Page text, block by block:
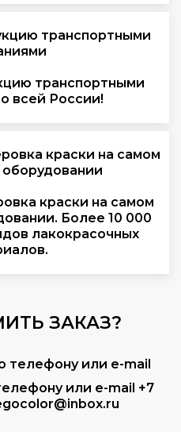
транспортными
всей России!
краски на самом
Более 10 000
лакокрасочных
ЗАКАЗ?
или e-mail +7